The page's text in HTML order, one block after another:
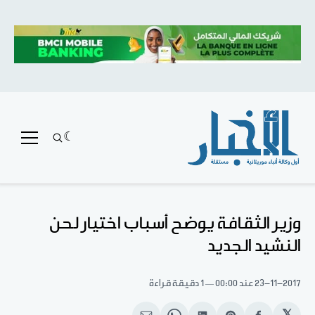
وزير الثقافة يوضح أسباب اختيار لحن
النشيد الجديد
23-11-2017عند 00:00 1 دقيقة قراءة